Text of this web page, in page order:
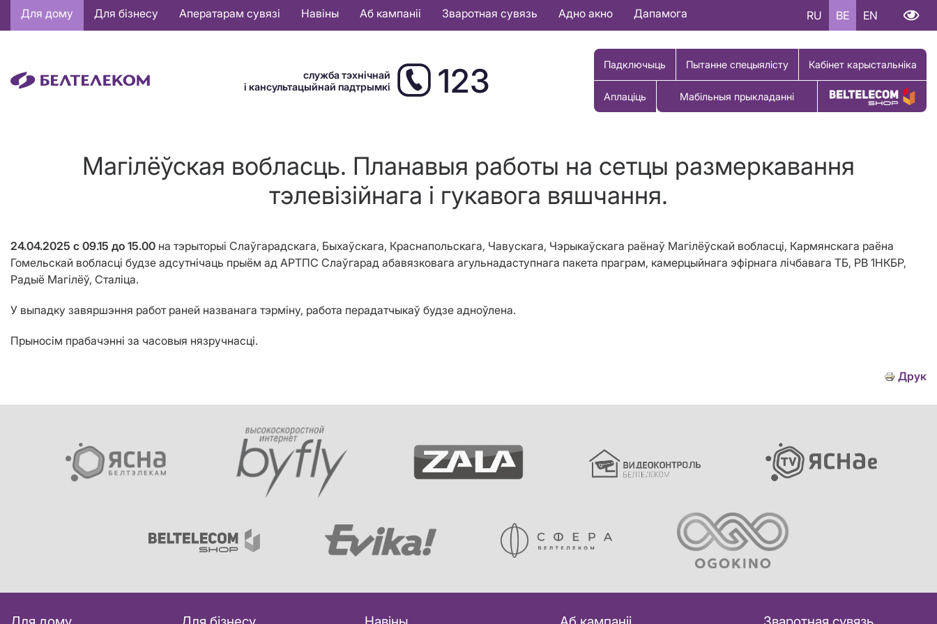
Основная
навигация
Для дому Для бізнесу Аператарам сувязі Навіны Аб кампаніі Зваротная сувязь Адно акно Дапамога RU BE EN
служба тэхнічнай
і кансультацыйнай падтрымкі
123 Падключыць Пытанне спецыялісту Кабінет карыстальніка
Аплаціць Мабільныя прыкладанні Купіць тавар
Магілёўская вобласць. Планавыя работы на сетцы размеркавання
тэлевізійнага і гукавога вяшчання.
24.04.2025 с 09.15 до 15.00 на тэрыторыі Слаўгарадскага, Быхаўскага, Краснапольскага, Чавускага, Чэрыкаўскага раёнаў Магілёўскай вобласці, Кармянскага раёна
Гомельскай вобласці будзе адсутнічаць прыём ад АРТПС Слаўгарад абавязковага агульнадаступнага пакета праграм, камерцыйнага эфірнага лічбавага ТБ, РВ 1НКБР,
Радыё Магілёў, Сталіца.
У выпадку завяршэння работ раней названага тэрміну, работа перадатчыкаў будзе адноўлена.
Прыносім прабачэнні за часовыя нязручнасці.
Друк